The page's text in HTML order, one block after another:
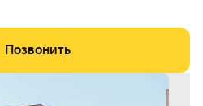
Позвонить